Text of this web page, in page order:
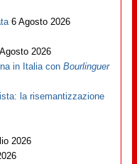
6 Agosto 2026
2026
in Italia conBourlinguer
la risemantizzazione
2026